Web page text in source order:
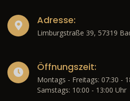
Adresse:
Limburgstraße 39, 57319
Öffnungszeit:
Montags - Freitags: 07:30 -
Samstags: 10:00 - 13:00 Uhr